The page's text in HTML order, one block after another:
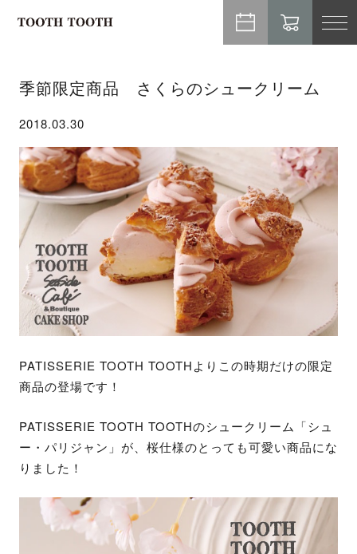
季節限定商品 さくらのシュークリーム
2018.03.30
PATISSERIE TOOTH TOOTHよりこの時期だけの限定
商品の登場です！
PATISSERIE TOOTH TOOTHのシュークリーム「シュ
ー・パリジャン」が、桜仕様のとっても可愛い商品にな
りました！